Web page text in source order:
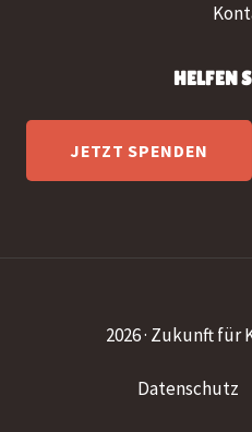
HELFEN
JETZT SPENDEN
2026 · Zukunft für
Datenschutz